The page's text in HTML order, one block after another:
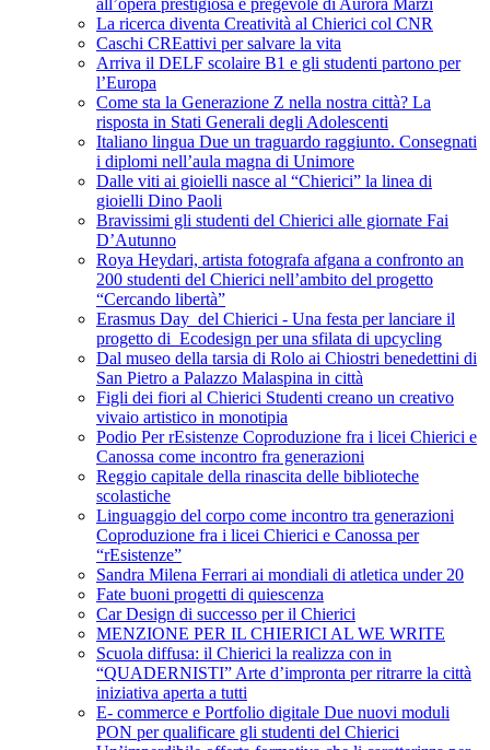
all’opera prestigiosa e pregevole di Aurora Marzi
La ricerca diventa Creatività al Chierici col CNR
Caschi CREattivi per salvare la vita
Arriva il DELF scolaire B1 e gli studenti partono per
l’Europa
Come sta la Generazione Z nella nostra città? La
risposta in Stati Generali degli Adolescenti
Italiano lingua Due un traguardo raggiunto. Consegnati
i diplomi nell’aula magna di Unimore
Dalle viti ai gioielli nasce al “Chierici” la linea di
gioielli Dino Paoli
Bravissimi gli studenti del Chierici alle giornate Fai
D’Autunno
Roya Heydari, artista fotografa afgana a confronto an
200 studenti del Chierici nell’ambito del progetto
“Cercando libertà”
Erasmus Day del Chierici - Una festa per lanciare il
progetto di Ecodesign per una sfilata di upcycling
Dal museo della tarsia di Rolo ai Chiostri benedettini di
San Pietro a Palazzo Malaspina in città
Figli dei fiori al Chierici Studenti creano un creativo
vivaio artistico in monotipia
Podio Per rEsistenze Coproduzione fra i licei Chierici e
Canossa come incontro fra generazioni
Reggio capitale della rinascita delle biblioteche
scolastiche
Linguaggio del corpo come incontro tra generazioni
Coproduzione fra i licei Chierici e Canossa per
“rEsistenze”
Sandra Milena Ferrari ai mondiali di atletica under 20
Fate buoni progetti di quiescenza
Car Design di successo per il Chierici
MENZIONE PER IL CHIERICI AL WE WRITE
Scuola diffusa: il Chierici la realizza con in
“QUADERNISTI” Arte d’impronta per ritrarre la città
iniziativa aperta a tutti
E- commerce e Portfolio digitale Due nuovi moduli
PON per qualificare gli studenti del Chierici